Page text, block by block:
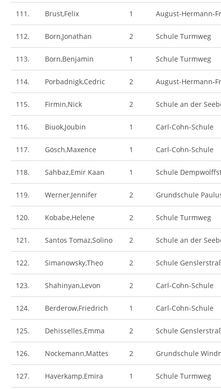
111. Brust,Felix 1 August-Hermann-
112. Born,Jonathan 2 Schule Turmweg
113. Born,Benjamin 1 Schule Turmweg
114. Porbadnigk,Cedric 2 August-Hermann-
115. Firmin,Nick 2 Schule an der
116. Biuok,Joubin 1 Carl-Cohn-Schule
117. Gösch,Maxence 1 Carl-Cohn-Schule
118. Sahbaz,Emir Kaan 1 Schule
119. Werner,Jennifer 2 Grundschule
120. Kobabe,Helene 2 Schule Turmweg
121. Santos Tomaz,Solino 2 Schule an der
122. Simanowsky,Theo 2 Schule
123. Shahinyan,Levon 2 Carl-Cohn-Schule
124. Berderow,Friedrich 1 Carl-Cohn-Schule
125. Dehisselles,Emma 2 Schule
126. Nockemann,Mattes 2 Grundschule
127. Haverkamp,Emira 1 Schule Turmweg